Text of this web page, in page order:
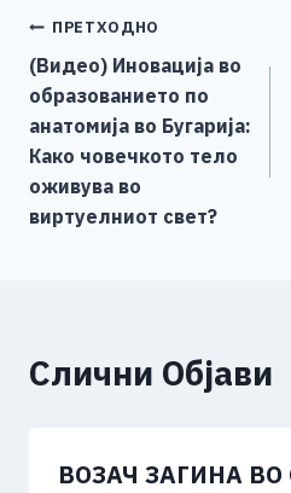
b
o
o
k
n
g
er
Навигација
на
напис
ПРЕТХОДНО
(Видео) Иновација во
образованието по
анатомија во Бугарија:
Како човечкото тело
оживува во
виртуелниот свет?
Слични Објави
ВОЗАЧ ЗАГИНА